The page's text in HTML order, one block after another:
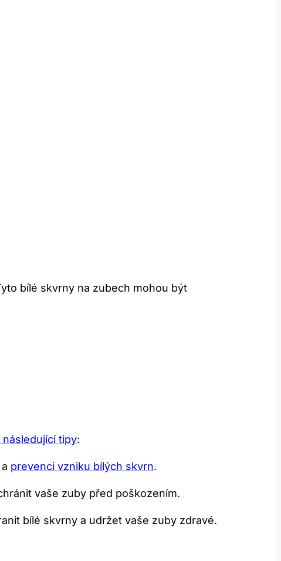
bílé skvrny na zubech mohou být
tipy:
prevenci vzniku bílých skvrn.
vaše ⁤zuby před poškozením.
bílé skvrny‍ a udržet vaše⁣ zuby zdravé.